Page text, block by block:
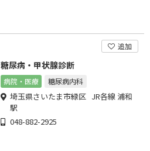
追加
糖尿病・甲状腺診断
病院・医療 糖尿病内科
埼玉県さいたま市緑区 JR各線 浦和
駅
048-882-2925